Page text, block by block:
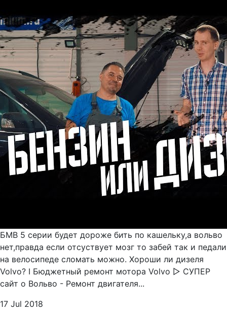
БМВ 5 серии будет дороже бить по кашельку,а вольво
нет,правда если отсуствует мозг то забей так и педали
на велосипеде сломать можно. Хороши ли дизеля
Volvo? I Бюджетный ремонт мотора Volvo ▷ СУПЕР
сайт о Вольво - Ремонт двигателя...
17 Jul 2018